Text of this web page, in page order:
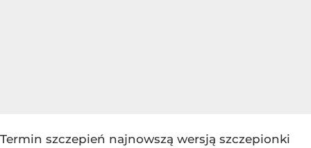
Termin szczepień najnowszą wersją szczepionki